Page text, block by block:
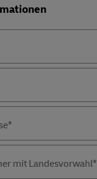
mit Landesvorwahl*